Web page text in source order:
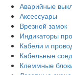
Аварийные
Аксессуары
Врезной замок
Индикаторы
Кабели и
Кабельные
Клеммные